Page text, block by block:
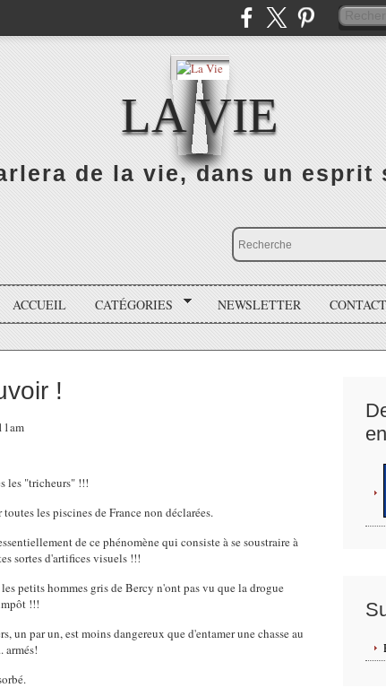
LA VIE
de la vie, dans un esprit
ACCUEIL CATÉGORIES NEWSLETTER CONTACT
!
les "tricheurs" !!!
les piscines de France non déclarées.
de ce phénomène qui consiste à se soustraire à
sortes d'artifices visuels !!!
petits hommes gris de Bercy n'ont pas vu que la drogue
!!!
par un, est moins dangereux que d'entamer une chasse au
armés!